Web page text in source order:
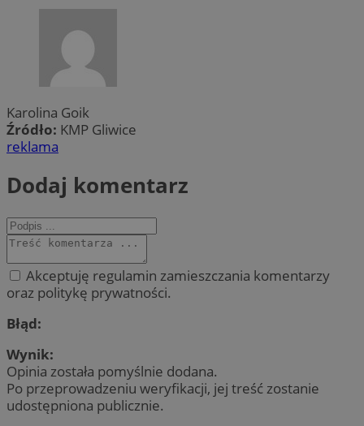
Karolina Goik
Źródło: KMP Gliwice
reklama
Dodaj komentarz
Akceptuję regulamin zamieszczania komentarzy
oraz politykę prywatności.
Błąd:
Wynik:
Opinia została pomyślnie dodana.
Po przeprowadzeniu weryfikacji, jej treść zostanie
udostępniona publicznie.